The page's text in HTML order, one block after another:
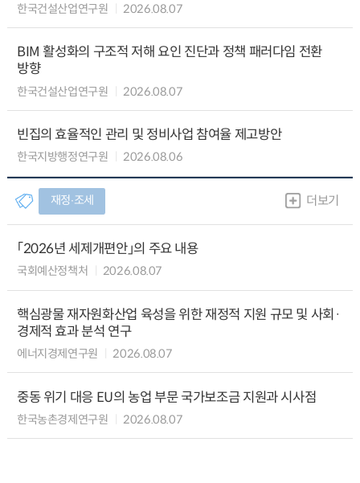
한국건설산업연구원 2026.08.07
BIM 활성화의 구조적 저해 요인 진단과 정책 패러다임 전환
방향
한국건설산업연구원 2026.08.07
빈집의 효율적인 관리 및 정비사업 참여율 제고방안
한국지방행정연구원 2026.08.06
재정∙조세 더보기
「2026년 세제개편안」의 주요 내용
국회예산정책처 2026.08.07
핵심광물 재자원화산업 육성을 위한 재정적 지원 규모 및 사회·
경제적 효과 분석 연구
에너지경제연구원 2026.08.07
중동 위기 대응 EU의 농업 부문 국가보조금 지원과 시사점
한국농촌경제연구원 2026.08.07